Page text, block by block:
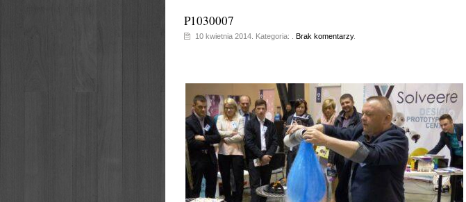
P1030007
10 kwietnia 2014. Kategoria: . Brak komentarzy.